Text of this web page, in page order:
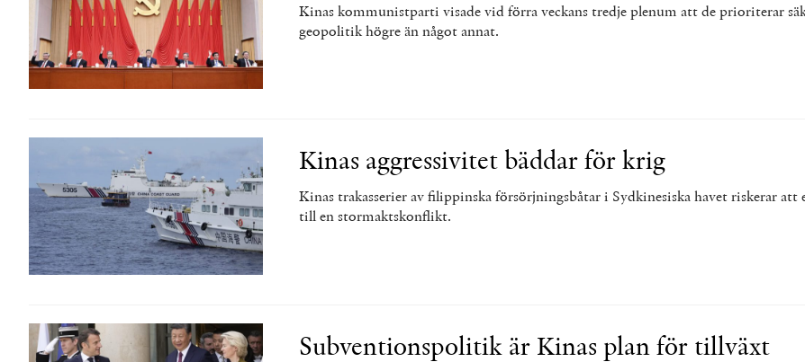
Kinas kommunistparti visade vid förra veckans tredje plenum att de prioriterar
geopolitik högre än något annat.
Kinas aggressivitet bäddar för krig
Kinas trakasserier av filippinska försörjningsbåtar i Sydkinesiska havet riskerar att
till en stormaktskonflikt.
Subventionspolitik är Kinas plan för tillväxt